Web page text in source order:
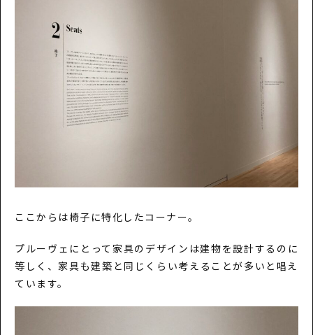
ここからは椅子に特化したコーナー。
プルーヴェにとって家具のデザインは建物を設計するのに
等しく、家具も建築と同じくらい考えることが多いと唱え
ています。